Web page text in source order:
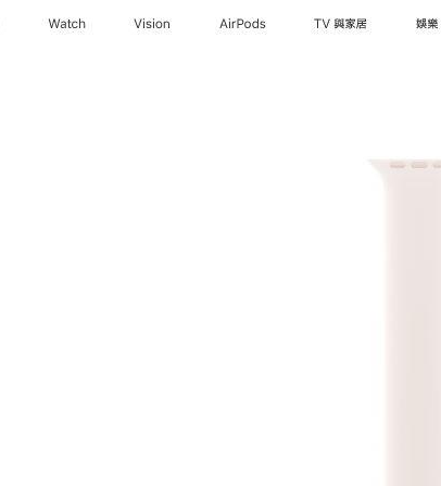
Watch Vision AirPods TV 與家居 娛樂